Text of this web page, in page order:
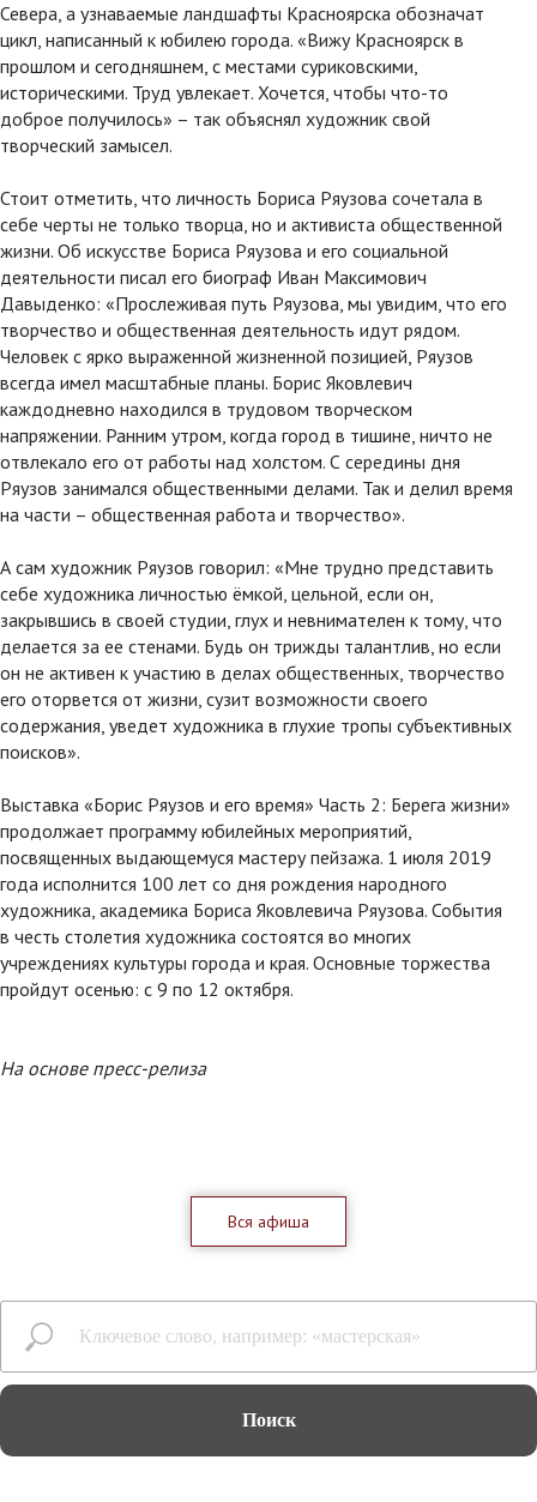
Севера, а узнаваемые ландшафты Красноярска обозначат
цикл, написанный к юбилею города. «Вижу Красноярск в
прошлом и сегодняшнем, с местами суриковскими,
историческими. Труд увлекает. Хочется, чтобы что-то
доброе получилось» – так объяснял художник свой
творческий замысел.
Стоит отметить, что личность Бориса Ряузова сочетала в
себе черты не только творца, но и активиста общественной
жизни. Об искусстве Бориса Ряузова и его социальной
деятельности писал его биограф Иван Максимович
Давыденко: «Прослеживая путь Ряузова, мы увидим, что его
творчество и общественная деятельность идут рядом.
Человек с ярко выраженной жизненной позицией, Ряузов
всегда имел масштабные планы. Борис Яковлевич
каждодневно находился в трудовом творческом
напряжении. Ранним утром, когда город в тишине, ничто не
отвлекало его от работы над холстом. С середины дня
Ряузов занимался общественными делами. Так и делил время
на части – общественная работа и творчество».
А сам художник Ряузов говорил: «Мне трудно представить
себе художника личностью ёмкой, цельной, если он,
закрывшись в своей студии, глух и невнимателен к тому, что
делается за ее стенами. Будь он трижды талантлив, но если
он не активен к участию в делах общественных, творчество
его оторвется от жизни, сузит возможности своего
содержания, уведет художника в глухие тропы субъективных
поисков».
Выставка «Борис Ряузов и его время» Часть 2: Берега жизни»
продолжает программу юбилейных мероприятий,
посвященных выдающемуся мастеру пейзажа. 1 июля 2019
года исполнится 100 лет со дня рождения народного
художника, академика Бориса Яковлевича Ряузова. События
в честь столетия художника состоятся во многих
учреждениях культуры города и края. Основные торжества
пройдут осенью: с 9 по 12 октября.
На основе пресс-релиза
Вся афиша
Поиск